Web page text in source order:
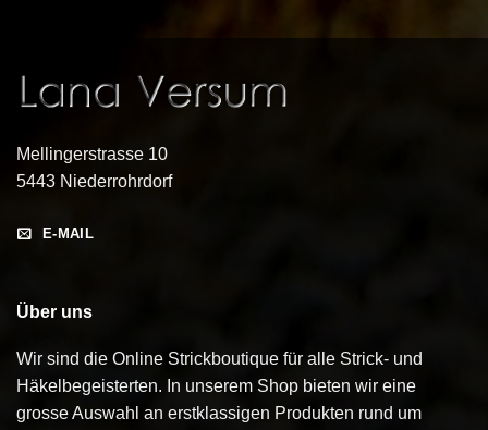
Mellingerstrasse 10
5443 Niederrohrdorf
E-MAIL
Über uns
Wir sind die Online Strickboutique für alle Strick- und
Häkelbegeisterten. In unserem Shop bieten wir eine
grosse Auswahl an erstklassigen Produkten rund um